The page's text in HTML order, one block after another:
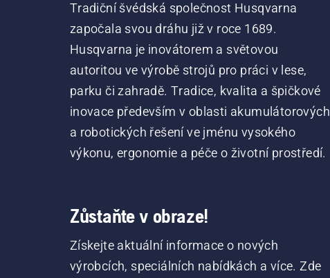
Tradiční švédská společnost Husqvarna
započala svou dráhu již v roce 1689.
Husqvarna je inovátorem a světovou
autoritou ve výrobě strojů pro práci v lese,
parku či zahradě. Tradice, kvalita a špičkové
inovace především v oblasti akumulátorových
a robotických řešení ve jménu vysokého
výkonu, ergonomie a péče o životní prostředí.
Zůstaňte v obraze!
Získejte aktuální informace o nových
výrobcích, speciálních nabídkách a více. Zde